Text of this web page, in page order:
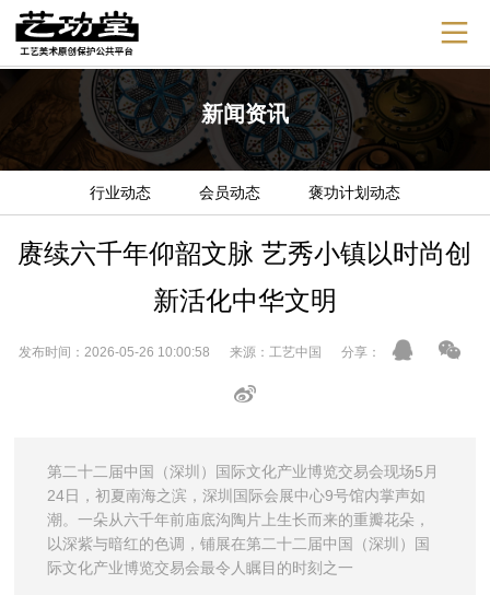
新闻资讯
行业动态 会员动态 褒功计划动态
赓续六千年仰韶文脉 艺秀小镇以时尚创
新活化中华文明
发布时间：2026-05-26 10:00:58 来源：工艺中国 分享：
第二十二届中国（深圳）国际文化产业博览交易会现场5月
24日，初夏南海之滨，深圳国际会展中心9号馆内掌声如
潮。一朵从六千年前庙底沟陶片上生长而来的重瓣花朵，
以深紫与暗红的色调，铺展在第二十二届中国（深圳）国
际文化产业博览交易会最令人瞩目的时刻之一